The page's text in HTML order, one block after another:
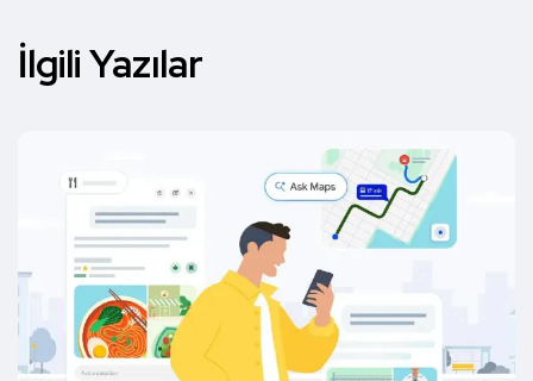
İlgili Yazılar